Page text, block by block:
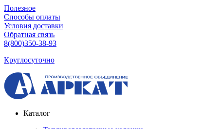
Полезное
Способы оплаты
Условия доставки
Обратная связь
8(800)350-38-93
Круглосуточно
Каталог